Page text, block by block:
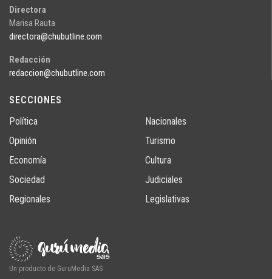
Directora
Marisa Rauta
directora@chubutline.com
Redacción
redaccion@chubutline.com
SECCIONES
Política
Opinión
Economía
Sociedad
Regionales
Nacionales
Turismo
Cultura
Judiciales
Legislativas
Un producto de GuruMedia SAS